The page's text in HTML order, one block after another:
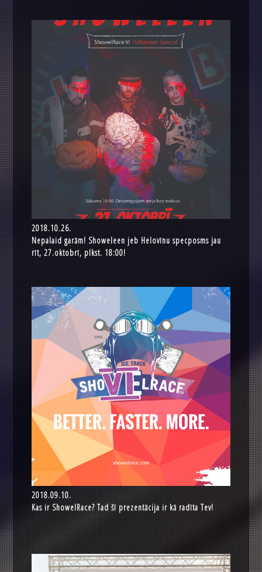
2018.10.26.
Nepalaid garām! Showeleen jeb Helovīnu specposms jau
rīt, 27.oktobrī, plkst. 18:00!
2018.09.10.
Kas ir ShowelRace? Tad šī prezentācija ir kā radīta Tev!